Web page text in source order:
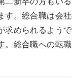
。総合職は会
められるよう
総合職への転